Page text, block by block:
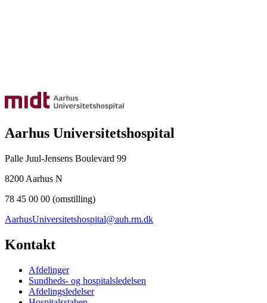
Aarhus Universitetshospital
Palle Juul-Jensens Boulevard 99
8200 Aarhus N
78 45 00 00 (omstilling)
AarhusUniversitetshospital@auh.rm.dk
Kontakt
Afdelinger
Sundheds- og hospitalsledelsen
Afdelingsledelser